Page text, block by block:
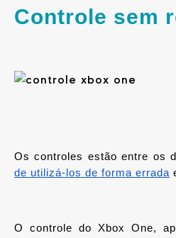
Controle sem
Os controles estão entre os
de utilizá-los de forma errada
O controle do Xbox One,